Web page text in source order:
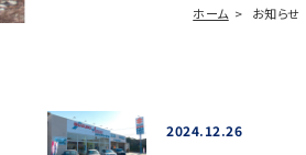
ホーム お知らせ
2024.12.26